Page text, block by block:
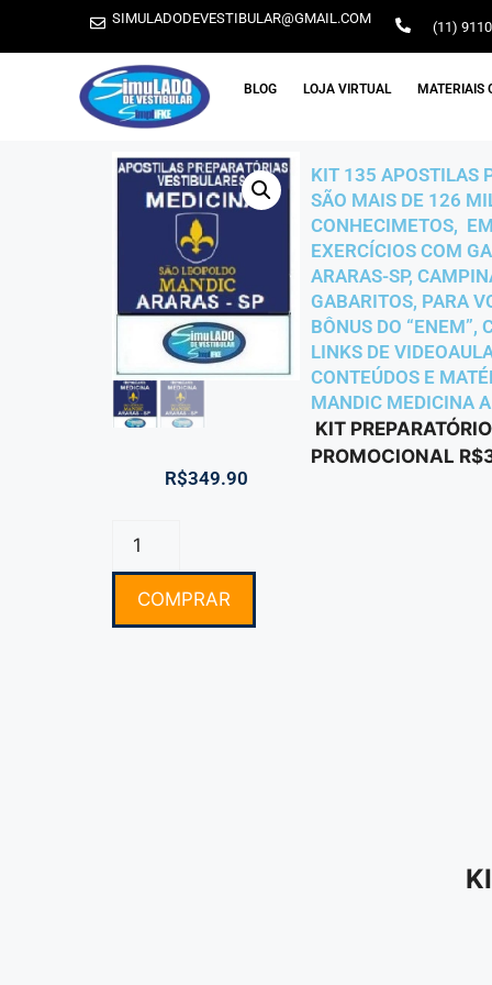
SIMULADODEVESTIBULAR@GMAIL.COM (11)
BLOG LOJA VIRTUAL MATERIAIS
R$349.90
COMPRAR
KIT 135 APOSTILAS
SÃO MAIS DE 126
CONHECIMETOS,
EXERCÍCIOS COM
ARARAS-SP,
GABARITOS, PARA
BÔNUS DO “ENEM”,
LINKS DE
CONTEÚDOS E
MANDIC MEDICINA
KIT
PROMOCIONAL